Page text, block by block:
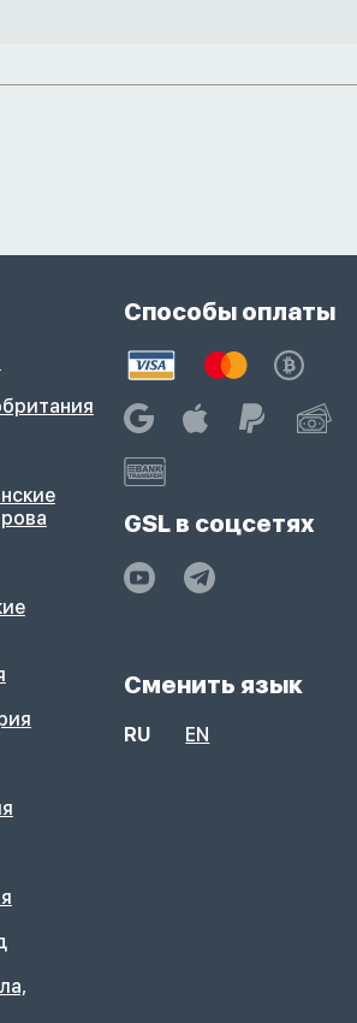
Способы оплаты
GSL в соцсетях
Сменить язык
RU EN